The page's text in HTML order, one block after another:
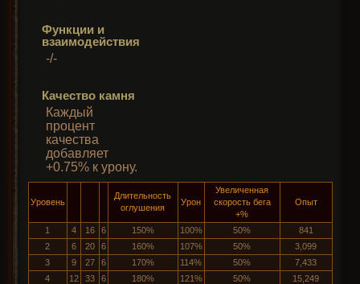
Функции и
взаимодействия
-/-
Качество камня
Каждый
процент
качества
добавляет
+0.75% к урону.
Уровень
Длительность
оглушения
Урон
Увеличенная
скорость бега
+%
Опыт
1 4 16 6 150% 100% 50%
841
2
6 20 6 160% 107% 50%
3,099
3
9 27 6 170% 114% 50%
7,433
4
12 33 6 180% 121% 50%
15,249